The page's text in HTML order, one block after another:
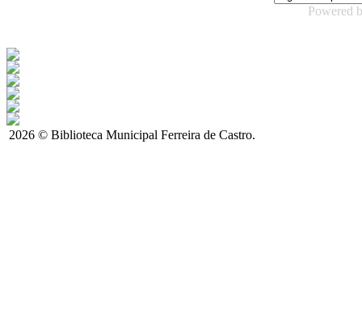
Powered
2026 © Biblioteca Municipal Ferreira de Castro.